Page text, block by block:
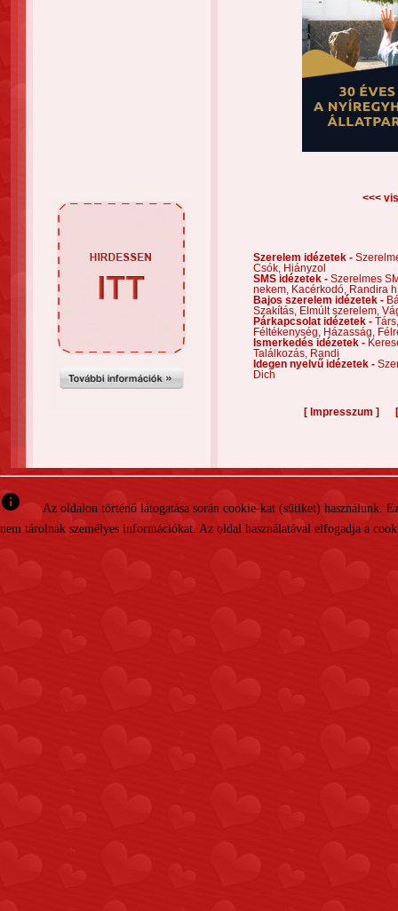
<<<
Szerelem idézetek -
Csók,
Hiányzol
SMS idézetek - Szerelmes
nekem,
Kacérkodó,
Randira
Bajos szerelem idézetek -
Szakítás,
Elmúlt szerelem,
Párkapcsolat idézetek -
Féltékenység,
Házasság,
Ismerkedés idézetek -
Találkozás,
Randi
Idegen nyelvű idézetek -
Dich
[ Impresszum ]
info
Az oldalon történő látogatása során cookie-kat (sütiket)
nem tárolnak személyes információkat. Az oldal használatával elfogadja a